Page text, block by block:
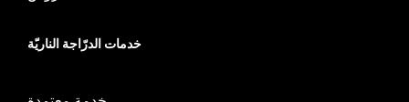
خدمات الدرّاجة الناريّة